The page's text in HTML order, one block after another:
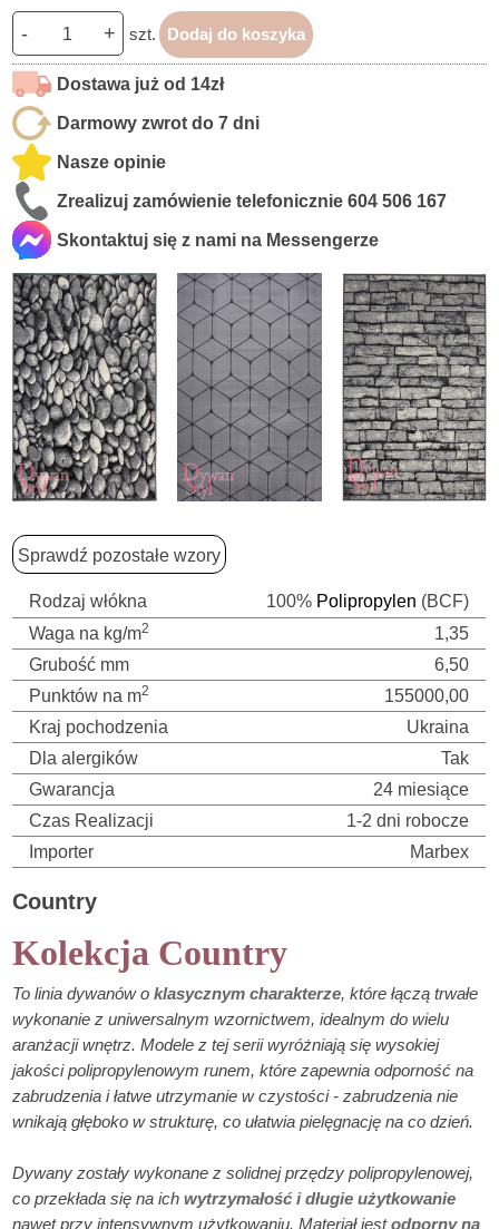
- + szt. Dodaj do koszyka
Dostawa już od 14zł
Darmowy zwrot do 7 dni
Nasze opinie
Zrealizuj zamówienie telefonicznie604 506 167
Skontaktuj się z nami na Messengerze
Sprawdź pozostałe wzory
Rodzaj włókna 100% Polipropylen (BCF)
Waga na kg/m2
1,35
Grubość mm
6,50
Punktów na m2
155000,00
Kraj pochodzenia
Ukraina
Dla alergików
Tak
Gwarancja
24 miesiące
Czas Realizacji
1-2 dni robocze
Importer
Marbex
Country
Kolekcja Country
To linia dywanów oklasycznym charakterze, które łączą trwałe
wykonanie z uniwersalnym wzornictwem, idealnym do wielu
aranżacji wnętrz. Modele z tej serii wyróżniają się wysokiej
jakości polipropylenowym runem, które zapewnia odporność na
zabrudzenia i łatwe utrzymanie w czystości - zabrudzenia nie
wnikają głęboko w strukturę, co ułatwia pielęgnację na co dzień.
Dywany zostały wykonane z solidnej przędzy polipropylenowej,
co przekłada się na ichwytrzymałość i długie użytkowanie
nawet przy intensywnym użytkowaniu. Materiał jestodporny na